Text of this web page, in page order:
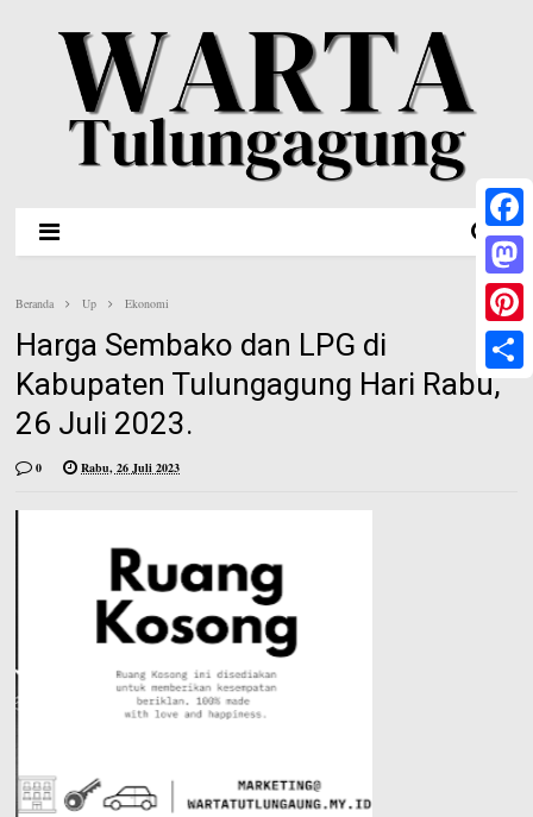
Beranda Up Ekonomi
Harga Sembako dan LPG di
Kabupaten Tulungagung Hari Rabu,
26 Juli 2023.
0 Rabu, 26 Juli 2023
F
a
c
b
M
a
s
P
i
S